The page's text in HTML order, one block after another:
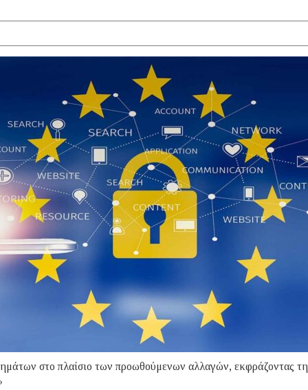
στο πλαίσιο των προωθούμενων αλλαγών, εκφράζοντας